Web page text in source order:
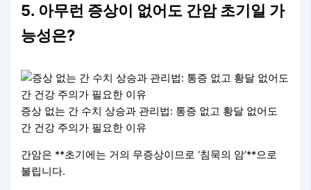
5. 아무런 증상이 없어도 간암 초기일 가
능성은?
증상 없는 간 수치 상승과 관리법: 통증 없고 황달 없어도
간 건강 주의가 필요한 이유
간암은 **초기에는 거의 무증상이므로 ‘침묵의 암’**으로
불립니다.